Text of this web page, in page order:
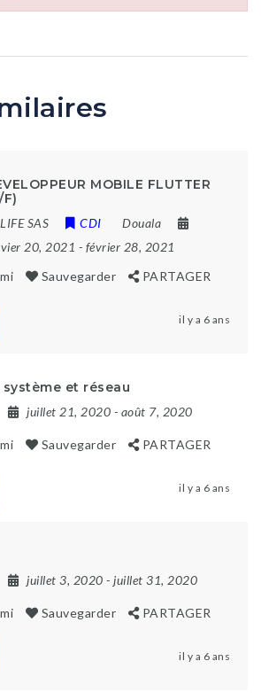
MOBILE FLUTTER
F)
SAS CDI
Douala
20, 2021 - février 28, 2021
Sauvegarder PARTAGER
il y a 6 ans
et réseau
juillet 21, 2020 - août 7, 2020
Sauvegarder PARTAGER
il y a 6 ans
juillet 3, 2020 - juillet 31, 2020
Sauvegarder PARTAGER
il y a 6 ans